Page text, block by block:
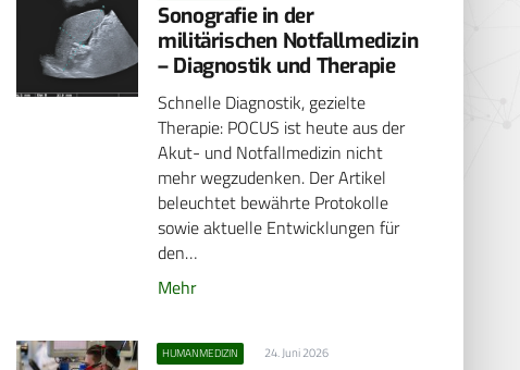
Sonografie in der
militärischen Notfallmedizin
– Diagnostik und Therapie
Schnelle Diagnostik, gezielte
Therapie: POCUS ist heute aus der
Akut- und Notfallmedizin nicht
mehr wegzudenken. Der Artikel
beleuchtet bewährte Protokolle
sowie aktuelle Entwicklungen für
den…
Mehr
HUMANMEDIZIN 24. Juni 2026